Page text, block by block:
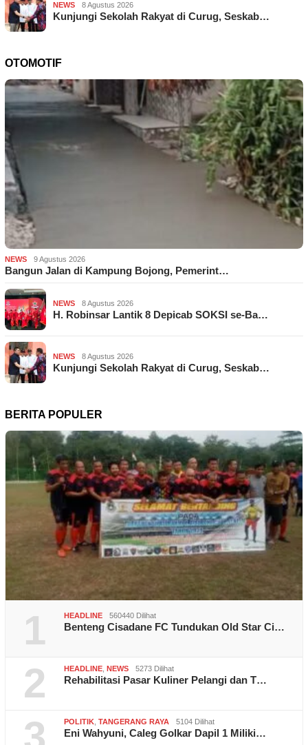
NEWS 8 Agustus 2026
Kunjungi Sekolah Rakyat di Curug, Seskab…
OTOMOTIF
NEWS 9 Agustus 2026
Bangun Jalan di Kampung Bojong, Pemerint…
NEWS 8 Agustus 2026
H. Robinsar Lantik 8 Depicab SOKSI se-Ba…
NEWS 8 Agustus 2026
Kunjungi Sekolah Rakyat di Curug, Seskab…
BERITA POPULER
1 HEADLINE 560440 Dilihat
Benteng Cisadane FC Tundukan Old Star Ci…
2 HEADLINE NEWS 5273 Dilihat
Rehabilitasi Pasar Kuliner Pelangi dan T…
POLITIK TANGERANG RAYA 5104 Dilihat
Eni Wahyuni, Caleg Golkar Dapil 1 Miliki…